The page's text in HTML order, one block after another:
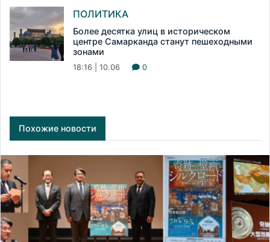
ПОЛИТИКА
Более десятка улиц в историческом
центре Самарканда станут пешеходными
зонами
18:16 | 10.06 0
Похожие новости